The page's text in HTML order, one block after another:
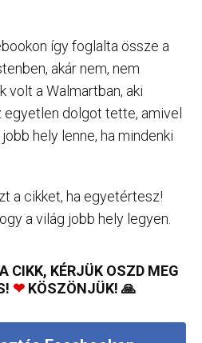
így foglalta össze a
akár nem, nem
volt a Walmartban, aki
egyetlen dolgot tette, amivel
hely lenne, ha mindenki
a cikket, ha egyetértesz!
a világ jobb hely legyen.
KÉRJÜK OSZD MEG
❤KÖSZÖNJÜK! 🙏